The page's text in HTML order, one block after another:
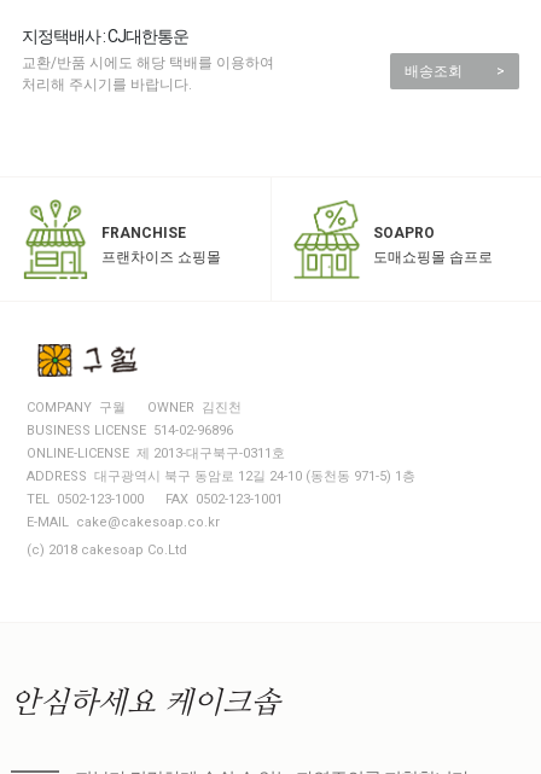
지정택배사 : CJ대한통운
교환/반품 시에도 해당 택배를 이용하여
처리해 주시기를 바랍니다.
배송조회 >
FRANCHISE
프랜차이즈 쇼핑몰
SOAPRO
도매쇼핑몰 솝프로
COMPANY 구월
OWNER 김진천
BUSINESS LICENSE 514-02-96896
ONLINE-LICENSE 제 2013-대구북구-0311호
ADDRESS 대구광역시 북구 동암로 12길 24-10 (동천동 971-5) 1층
TEL 0502-123-1000
FAX 0502-123-1001
E-MAIL cake@cakesoap.co.kr
(c) 2018 cakesoap Co.Ltd
안심하세요 케이크솝